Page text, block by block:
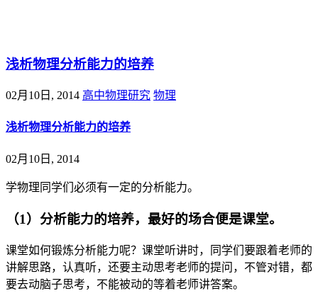
浅析物理分析能力的培养
02月10日, 2014 高中物理研究 物理
浅析物理分析能力的培养
02月10日, 2014
学物理同学们必须有一定的分析能力。
（1）分析能力的培养，最好的场合便是课堂。
课堂如何锻炼分析能力呢？课堂听讲时，同学们要跟着老师的
讲解思路，认真听，还要主动思考老师的提问，不管对错，都
要去动脑子思考，不能被动的等着老师讲答案。